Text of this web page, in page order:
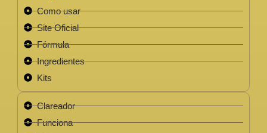
Como usar
Site Oficial
Fórmula
Ingredientes
Kits
Clareador
Funciona